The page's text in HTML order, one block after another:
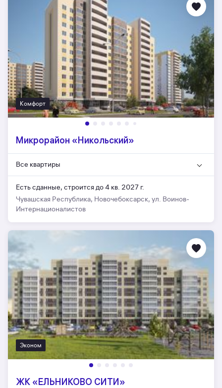
Комфорт
Микрорайон «Никольский»
Все квартиры
Есть сданные, строится до 4 кв. 2027 г.
Чувашская Республика, Новочебоксарск, ул. Воинов-
Интернационалистов
Эконом
ЖК «ЕЛЬНИКОВО СИТИ»